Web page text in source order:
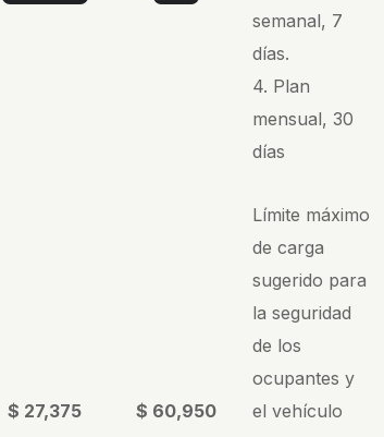
$ 27,375 $ 60,950
semanal, 7
días.
4. Plan
mensual, 30
días
Límite máximo
de carga
sugerido para
la seguridad
de los
ocupantes y
el vehículo